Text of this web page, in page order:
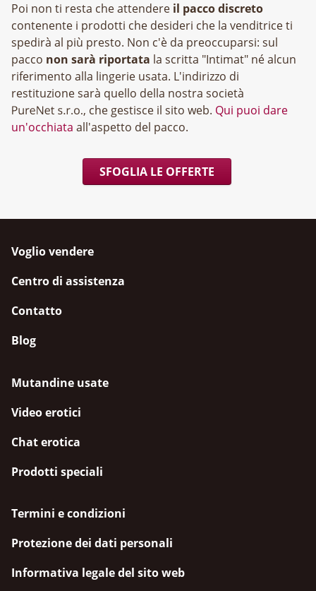
Poi non ti resta che attendere il pacco discreto
contenente i prodotti che desideri che la venditrice ti
spedirà al più presto. Non c'è da preoccuparsi: sul
pacco non sarà riportata la scritta "Intimat" né alcun
riferimento alla lingerie usata. L'indirizzo di
restituzione sarà quello della nostra società
, che gestisce il sito web. Qui puoi dare
un'occhiata all'aspetto del pacco.
SFOGLIA LE OFFERTE
Voglio vendere
Centro di assistenza
Contatto
Blog
Mutandine usate
Video erotici
Chat erotica
Prodotti speciali
Termini e condizioni
Protezione dei dati personali
Informativa legale del sito web